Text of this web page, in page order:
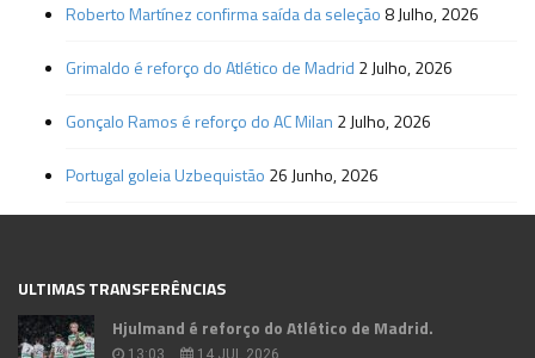
Roberto Martínez confirma saída da seleção 8 Julho, 2026
Grimaldo é reforço do Atlético de Madrid 2 Julho, 2026
Gonçalo Ramos é reforço do AC Milan 2 Julho, 2026
Portugal goleia Uzbequistão 26 Junho, 2026
ULTIMAS TRANSFERÊNCIAS
Hjulmand é reforço do Atlético de Madrid.